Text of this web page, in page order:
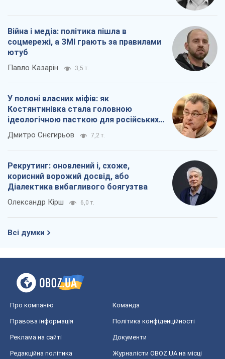
Війна і медіа: політика пішла в
соцмережі, а ЗМІ грають за правилами
ютуб
Павло Казарін 3,5 т.
У полоні власних міфів: як
Костянтинівка стала головною
ідеологічною пасткою для російських
окупантів
Дмитро Снєгирьов 7,2 т.
Рекрутинг: оновлений і, схоже,
корисний ворожий досвід, або
Діалектика вибагливого боягузтва
Олександр Кірш 6,0 т.
Всі думки
Про компанію Команда
Правова інформація Політика конфіденційності
Реклама на сайті Документи
Редакційна політика
Журналісти OBOZ.UA на місці